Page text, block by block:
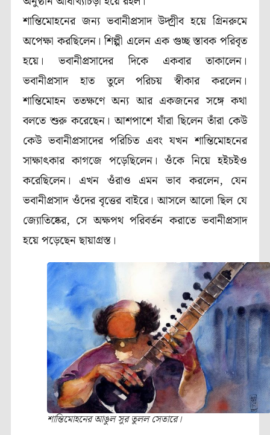
শান্তিমোহনের জন্য ভবানীপ্রসাদ উদ্গ্রীব হয়ে গ্রিনরুমে
অপেক্ষা করছিলেন। শিল্পী এলেন এক গুচ্ছ স্তাবক পরিবৃত
হয়ে। ভবানীপ্রসাদের দিকে একবার তাকালেন।
ভবানীপ্রসাদ হাত তুলে পরিচয় স্বীকার করলেন।
শান্তিমোহন ততক্ষণে অন্য আর একজনের সঙ্গে কথা
বলতে শুরু করেছেন। আশপাশে যাঁরা ছিলেন তাঁরা কেউ
কেউ ভবানীপ্রসাদের পরিচিত এবং যখন শান্তিমোহনের
সাক্ষাৎকার কাগজে পড়েছিলেন। ওঁকে নিয়ে হইচইও
করেছিলেন। এখন ওঁরাও এমন ভাব করলেন, যেন
ভবানীপ্রসাদ ওঁদের বৃত্তের বাইরে। আসলে আলো ছিল যে
জ্যোতিষ্কের, সে অক্ষপথ পরিবর্তন করাতে ভবানীপ্রসাদ
হয়ে পড়েছেন ছায়াগ্রস্ত।
শান্তিমোহনের আঙুল সুর তুলল সেতারে।